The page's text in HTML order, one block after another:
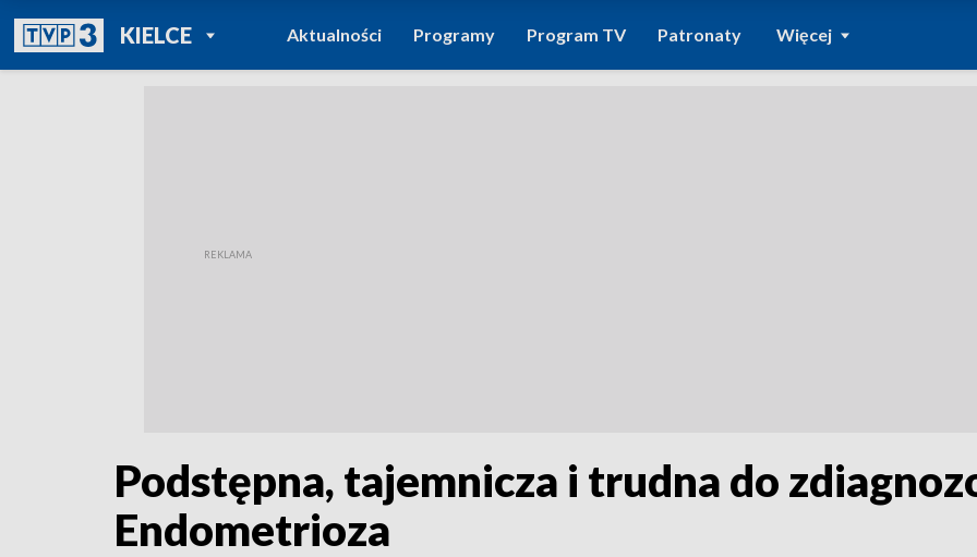
KIELCEPOWRÓT DO
TVP REGIONY
Aktualności Programy Program TV Patronaty Więcej
Podstępna, tajemnicza i trudna do
Endometrioza